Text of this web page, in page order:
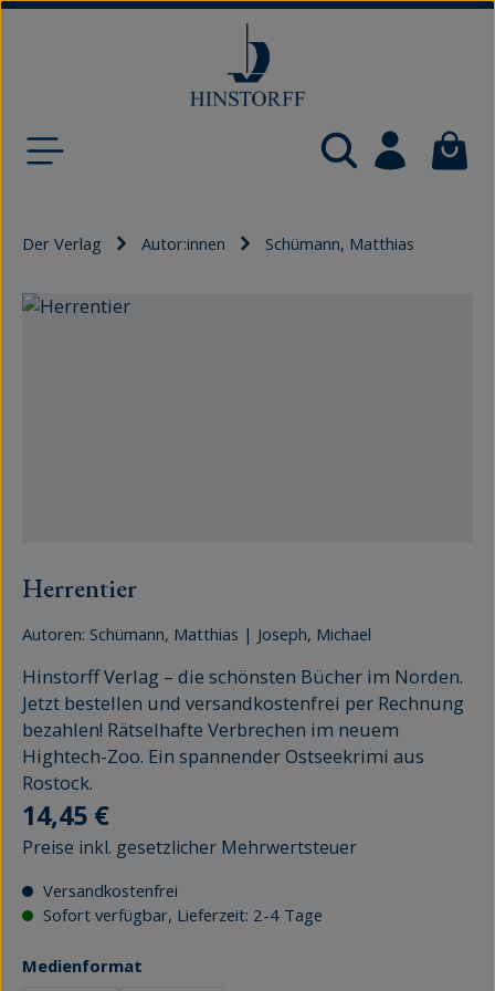
Der Verlag Autor:innen Schümann, Matthias
Bildergalerie überspringen
Herrentier
Autoren: Schümann, Matthias | Joseph, Michael
Hinstorff Verlag – die schönsten Bücher im Norden.
Jetzt bestellen und versandkostenfrei per Rechnung
bezahlen! Rätselhafte Verbrechen im neuem
Hightech-Zoo. Ein spannender Ostseekrimi aus
Rostock.
Regulärer Preis:
14,45 €
Preise inkl. gesetzlicher Mehrwertsteuer
Versandkostenfrei
Sofort verfügbar, Lieferzeit: 2-4 Tage
Medienformat